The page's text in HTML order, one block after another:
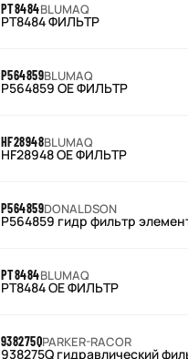
PT8484BLUMAQ
PT8484 ФИЛЬТР
P564859BLUMAQ
P564859 OE ФИЛЬТР
HF28948BLUMAQ
HF28948 OE ФИЛЬТР
P564859DONALDSON
P564859 гидр фильтр
PT8484BLUMAQ
PT8484 OE ФИЛЬТР
938275QPARKER-RACOR
938275Q гидравлический